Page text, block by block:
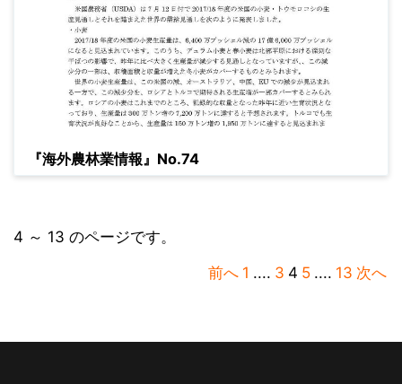
『海外農林業情報』No.74
4 ～ 13 のページです。
前へ 1 .... 3 4 5 .... 13 次へ